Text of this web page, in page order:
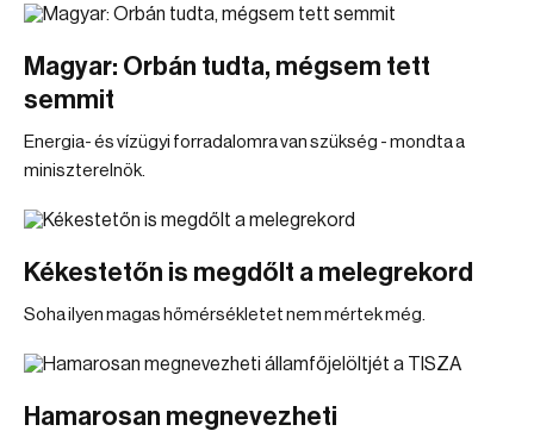
Magyar: Orbán tudta, mégsem tett
semmit
Energia- és vízügyi forradalomra van szükség - mondta a
miniszterelnök.
Kékestetőn is megdőlt a melegrekord
Soha ilyen magas hőmérsékletet nem mértek még.
Hamarosan megnevezheti